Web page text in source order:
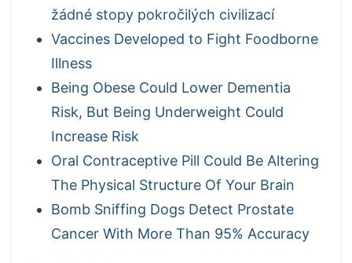
žádné stopy pokročilých civilizací
Vaccines Developed to Fight Foodborne
Illness
Being Obese Could Lower Dementia
Risk, But Being Underweight Could
Increase Risk
Oral Contraceptive Pill Could Be Altering
The Physical Structure Of Your Brain
Bomb Sniffing Dogs Detect Prostate
Cancer With More Than 95% Accuracy